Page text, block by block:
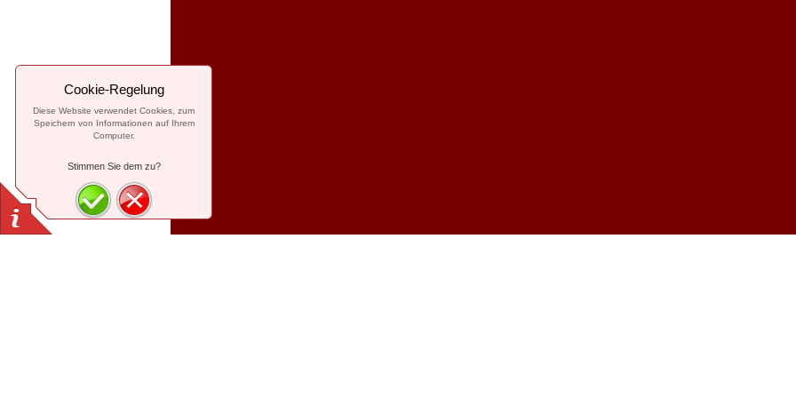
Cookie-Regelung
Diese Website verwendet Cookies, zum
Speichern von Informationen auf Ihrem
Computer.
Stimmen Sie dem zu?